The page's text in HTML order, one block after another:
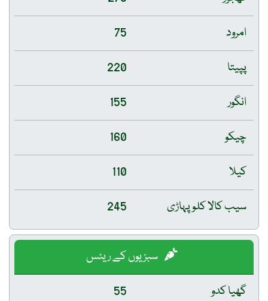
امرود
75
پپیتا
220
انگور
155
چیکو
160
کیلا
110
سیب کالا کلو پہاڑی
245
سبزیوں کے ریٹس
گھیا کدو
55